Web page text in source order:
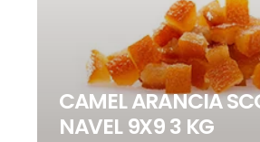
CAMEL ARANCIA
NAVEL 9X9 3 KG